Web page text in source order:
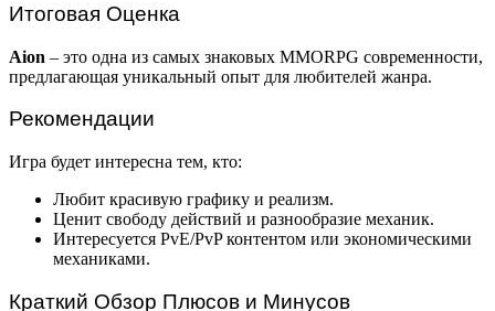
Итоговая Оценка
Aion – это одна из самых знаковых MMORPG современности,
предлагающая уникальный опыт для любителей жанра.
Рекомендации
Игра будет интересна тем, кто:
Любит красивую графику и реализм.
Ценит свободу действий и разнообразие механик.
Интересуется PvE/PvP контентом или экономическими
механиками.
Краткий Обзор Плюсов и Минусов